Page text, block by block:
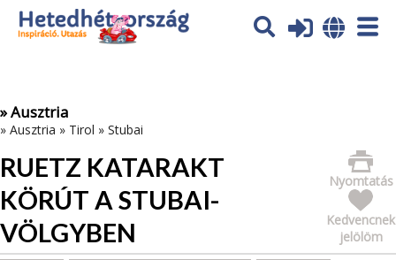
Az oldal sütiket (cookies) használ. További tájékoztatás itt:
Adatvédelmi tájékoztató
» Ausztria
» Ausztria » Tirol » Stubai
RUETZ KATARAKT
KÖRÚT A STUBAI-
VÖLGYBEN
Nyomtatás
Kedvencnek
jelölöm